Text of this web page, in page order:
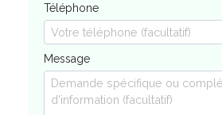
Téléphone
Message